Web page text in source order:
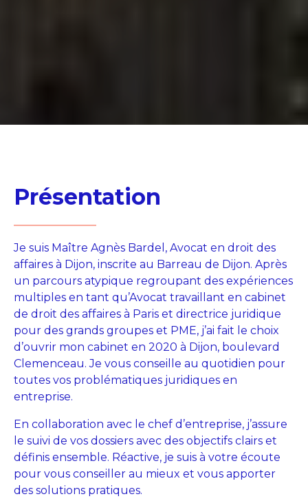
Présentation
Je suis Maître Agnès Bardel, Avocat en droit des
affaires à Dijon, inscrite au Barreau de Dijon. Après
un parcours atypique regroupant des expériences
multiples en tant qu’Avocat travaillant en cabinet
de droit des affaires à Paris et directrice juridique
pour des grands groupes et PME, j’ai fait le choix
d’ouvrir mon cabinet en 2020 à Dijon, boulevard
Clemenceau. Je vous conseille au quotidien pour
toutes vos problématiques juridiques en
entreprise.
En collaboration avec le chef d’entreprise, j’assure
le suivi de vos dossiers avec des objectifs clairs et
définis ensemble. Réactive, je suis à votre écoute
pour vous conseiller au mieux et vous apporter
des solutions pratiques.